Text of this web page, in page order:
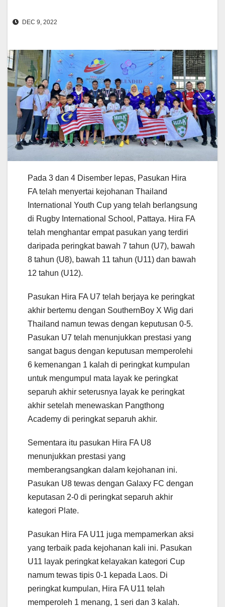
DEC 9, 2022
Pada 3 dan 4 Disember lepas, Pasukan Hira
FA telah menyertai kejohanan Thailand
International Youth Cup yang telah berlangsung
di Rugby International School, Pattaya. Hira FA
telah menghantar empat pasukan yang terdiri
daripada peringkat bawah 7 tahun (U7), bawah
8 tahun (U8), bawah 11 tahun (U11) dan bawah
12 tahun (U12).
Pasukan Hira FA U7 telah berjaya ke peringkat
akhir bertemu dengan SouthernBoy X Wig dari
Thailand namun tewas dengan keputusan 0-5.
Pasukan U7 telah menunjukkan prestasi yang
sangat bagus dengan keputusan memperolehi
6 kemenangan 1 kalah di peringkat kumpulan
untuk mengumpul mata layak ke peringkat
separuh akhir seterusnya layak ke peringkat
akhir setelah menewaskan Pangthong
Academy di peringkat separuh akhir.
Sementara itu pasukan Hira FA U8
menunjukkan prestasi yang
memberangsangkan dalam kejohanan ini.
Pasukan U8 tewas dengan Galaxy FC dengan
keputasan 2-0 di peringkat separuh akhir
kategori Plate.
Pasukan Hira FA U11 juga mempamerkan aksi
yang terbaik pada kejohanan kali ini. Pasukan
U11 layak peringkat kelayakan kategori Cup
namum tewas tipis 0-1 kepada Laos. Di
peringkat kumpulan, Hira FA U11 telah
memperoleh 1 menang, 1 seri dan 3 kalah.